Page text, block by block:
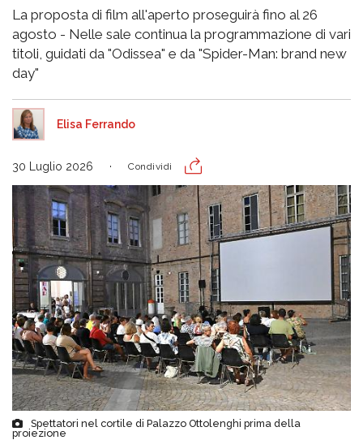
La proposta di film all'aperto proseguirà fino al 26
agosto - Nelle sale continua la programmazione di vari
titoli, guidati da "Odissea" e da "Spider-Man: brand new
day"
Elisa Ferrando
30 Luglio 2026 Condividi
Spettatori nel cortile di Palazzo Ottolenghi prima della
proiezione